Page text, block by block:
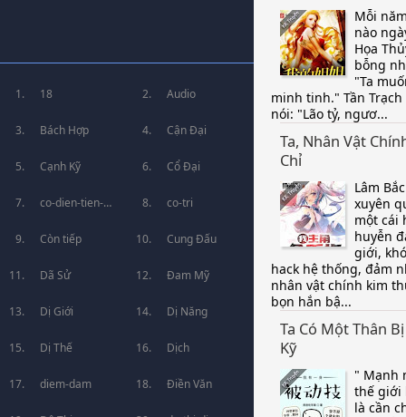
18 Audio
Bách Hợp Cận Đại
Cạnh Kỹ Cổ Đại
co-dien-tien-
hiep
co-tri
Còn tiếp Cung Đấu
Dã Sử Đam Mỹ
Dị Giới Dị Năng
Dị Thế Dịch
diem-dam Điền Văn
Mỗi
nào
Họa
bỗng
"Ta
minh tinh." Tần
nói: "Lão tỷ, ngươ...
Ta, Nhân Vật
Chỉ
Lâm
xuyên
một cái
huyễn
giới,
hack hệ thống, đảm
nhân vật chính kim
bọn hắn bậ...
Ta Có Một Thân
Kỹ
" Mạnh
thế giới
là cần